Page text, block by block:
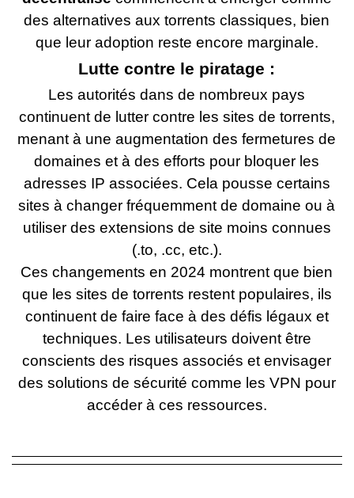
des alternatives aux torrents classiques, bien
que leur adoption reste encore marginale.
Lutte contre le piratage :
Les autorités dans de nombreux pays
continuent de lutter contre les sites de torrents,
menant à une augmentation des fermetures de
domaines et à des efforts pour bloquer les
adresses IP associées. Cela pousse certains
sites à changer fréquemment de domaine ou à
utiliser des extensions de site moins connues
(.to, .cc, etc.).
Ces changements en 2024 montrent que bien
que les sites de torrents restent populaires, ils
continuent de faire face à des défis légaux et
techniques. Les utilisateurs doivent être
conscients des risques associés et envisager
des solutions de sécurité comme les VPN pour
accéder à ces ressources.